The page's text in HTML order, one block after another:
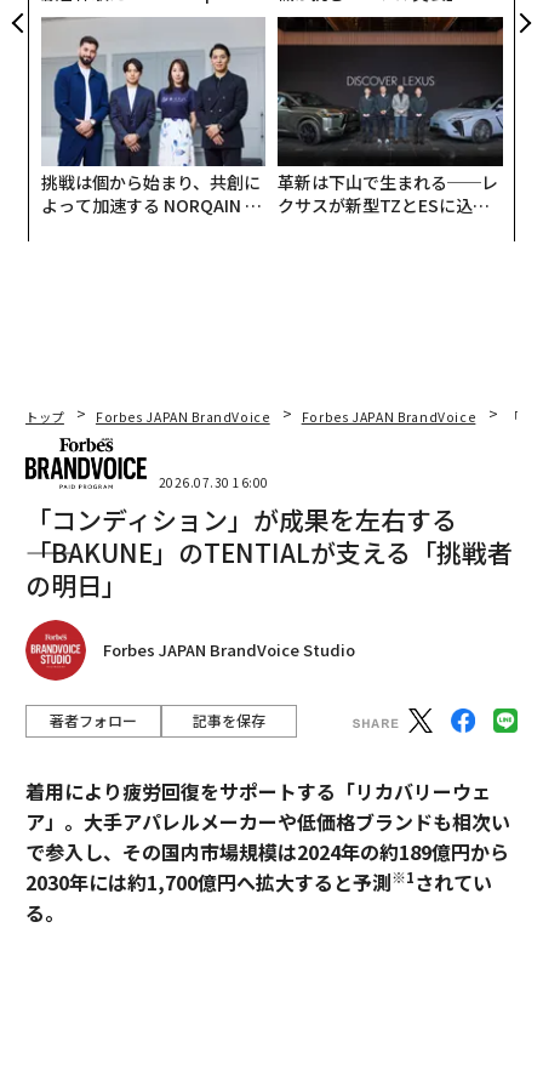
panが語る「Grow Better」
な組織のつくり方
う”企業から“動く”企業へ【N
TTドコモビジネス×PwC】
挑戦は個から始まり、共創に
よって加速する NORQAIN JA
革新は下山で生まれる──レ
クサスが新型TZとESに込め
トップ Forbes JAPAN BrandVoice Forbes JAPAN BrandVoice 「
2026.07.30 16:00
「コンディション」が成果を左右する
――「BAKUNE」のTENTIALが支える「挑戦者
の明日」
Forbes JAPAN BrandVoice Studio
著者フォロー 記事を保存
着用により疲労回復をサポートする「リカバリーウェ
ア」。大手アパレルメーカーや低価格ブランドも相次い
で参入し、その国内市場規模は2024年の約189億円から
2030年には約1,700億円へ拡大すると予測※1されてい
る。